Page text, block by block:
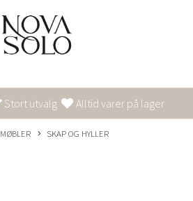
Stort utvalg Alltid varer på lager
MØBLER SKAP OG HYLLER